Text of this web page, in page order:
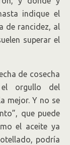
indique el
de rancidez, al
superar el
de cosecha
orgullo del
mejor. Y no se
que puede
el aceite ya
podría